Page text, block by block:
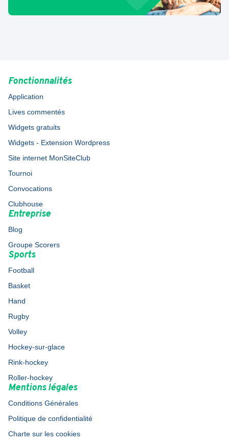
Fonctionnalités
Application
Lives commentés
Widgets gratuits
Widgets - Extension Wordpress
Site internet MonSiteClub
Tournoi
Convocations
Clubhouse
Entreprise
Blog
Groupe Scorers
Sports
Football
Basket
Hand
Rugby
Volley
Hockey-sur-glace
Rink-hockey
Roller-hockey
Mentions légales
Conditions Générales
Politique de confidentialité
Charte sur les cookies